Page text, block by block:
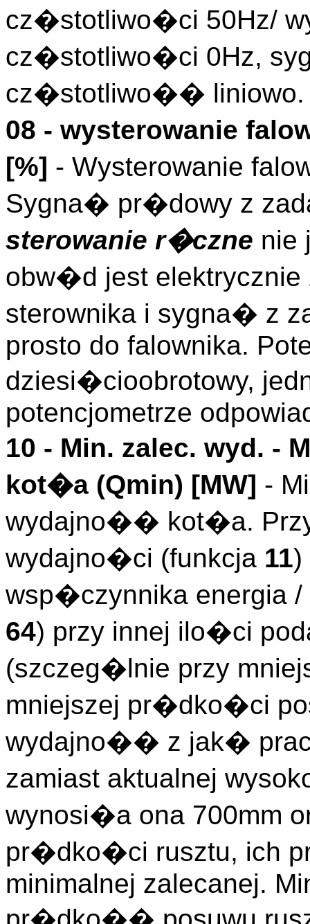
cz�stotliwo�ci 50Hz/
cz�stotliwo�ci 0Hz,
cz�stotliwo�� liniowo.
08 - wysterowanie
[%] - Wysterowanie
Sygna� pr�dowy z
sterowanie r�czne nie
obw�d jest
sterownika i sygna� z
prosto do falownika.
dziesi�cioobrotowy,
potencjometrze
10 - Min. zalec. wyd. -
kot�a (Qmin) [MW] -
wydajno�� kot�a.
wydajno�ci (funkcja 11)
wsp�czynnika
64) przy innej ilo�ci
(szczeg�lnie przy
mniejszej pr�dko�ci
wydajno�� z jak�
zamiast aktualnej
wynosi�a ona 700mm
pr�dko�ci rusztu, ich
minimalnej zalecanej.